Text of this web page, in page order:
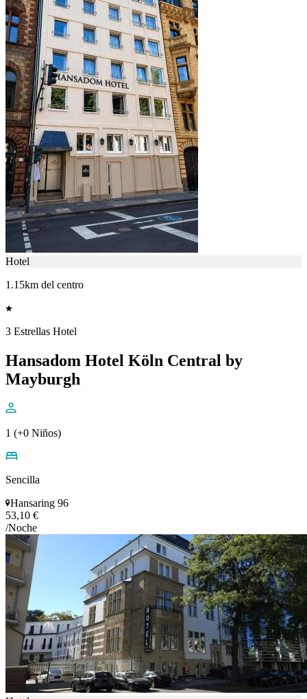
Hotel
1.15km del centro
3 Estrellas Hotel
Hansadom Hotel Köln Central by
Mayburgh
1 (+0 Niños)
Sencilla
Hansaring 96
53,10 €
/Noche